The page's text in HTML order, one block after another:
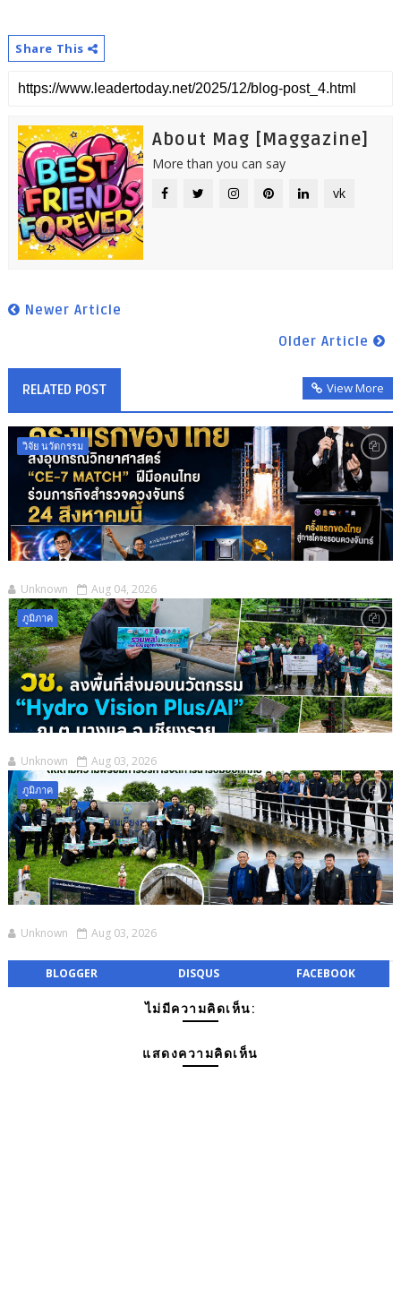
Share This
About Mag [Maggazine]
More than you can say
vk
Newer Article
Older Article
RELATED POST View More
วิจัย นวัตกรรม
Unknown Aug 04, 2026
ภูมิภาค
Unknown Aug 03, 2026
ภูมิภาค
Unknown Aug 03, 2026
BLOGGER DISQUS FACEBOOK
ไม่มีความคิดเห็น:
แสดงความคิดเห็น